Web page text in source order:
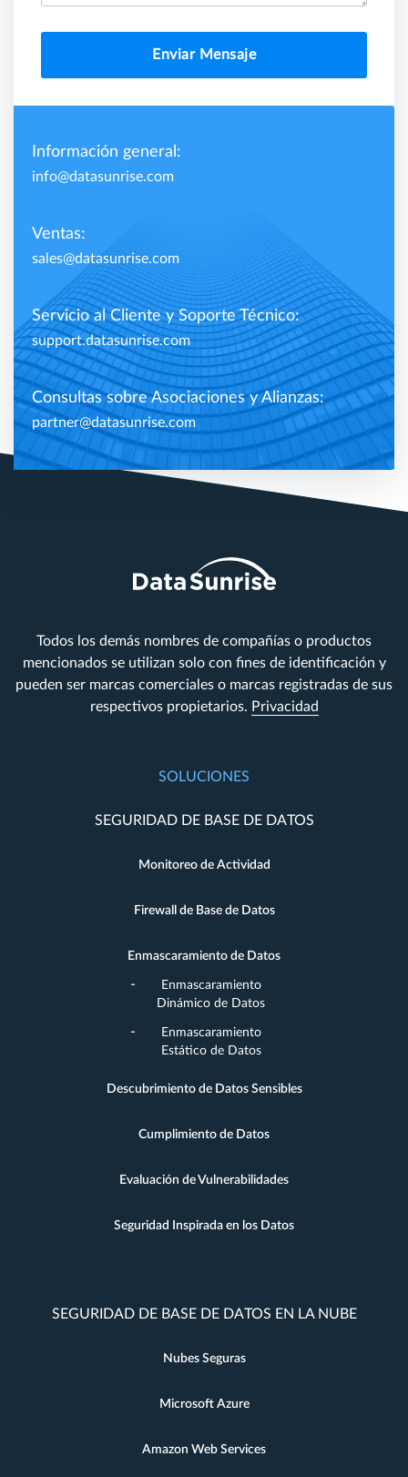
Enviar Mensaje
Información general:
info@datasunrise.com
Ventas:
sales@datasunrise.com
Servicio al Cliente y Soporte Técnico:
support.datasunrise.com
Consultas sobre Asociaciones y Alianzas:
partner@datasunrise.com
Todos los demás nombres de compañías o productos
mencionados se utilizan solo con fines de identificación y
pueden ser marcas comerciales o marcas registradas de sus
respectivos propietarios. Privacidad
SOLUCIONES
SEGURIDAD DE BASE DE DATOS
Monitoreo de Actividad
Firewall de Base de Datos
Enmascaramiento de Datos
Enmascaramiento
Dinámico de Datos
Enmascaramiento
Estático de Datos
Descubrimiento de Datos Sensibles
Cumplimiento de Datos
Evaluación de Vulnerabilidades
Seguridad Inspirada en los Datos
SEGURIDAD DE BASE DE DATOS EN LA NUBE
Nubes Seguras
Microsoft Azure
Amazon Web Services